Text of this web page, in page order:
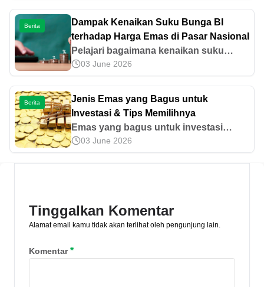
Berita
Dampak Kenaikan Suku Bunga BI
terhadap Harga Emas di Pasar Nasional
Pelajari bagaimana kenaikan suku
bunga BI memengaruhi harga emas di
pasar nasional beserta dampaknya.
Simak penjelasan lengkapnya pada
artikel ini!
03 June 2026
Berita
Jenis Emas yang Bagus untuk
Investasi & Tips Memilihnya
Emas yang bagus untuk investasi
meliputi emas batangan, digital, hingga
koin. Simak jenis dan tips memilih emas
03 June 2026
Tinggalkan Komentar
Alamat email kamu tidak akan terlihat oleh pengunjung lain.
Komentar*